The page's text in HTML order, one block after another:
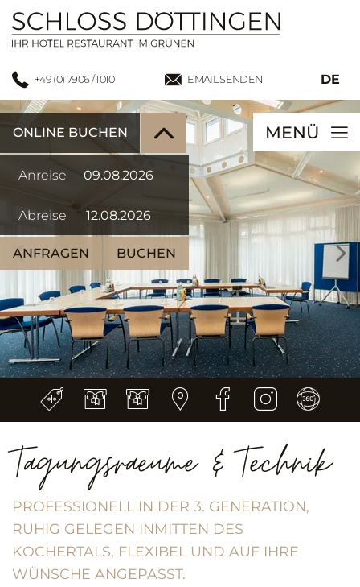
+49 (0) 7906 / 1010 EMAIL SENDEN DE
ONLINE BUCHEN
Anreise
Abreise
ANFRAGEN BUCHEN
MENÜ
Tagungsraeume & Technik
PROFESSIONELL IN DER 3. GENERATION,
RUHIG GELEGEN INMITTEN DES
KOCHERTALS, FLEXIBEL UND AUF IHRE
WÜNSCHE ANGEPASST.